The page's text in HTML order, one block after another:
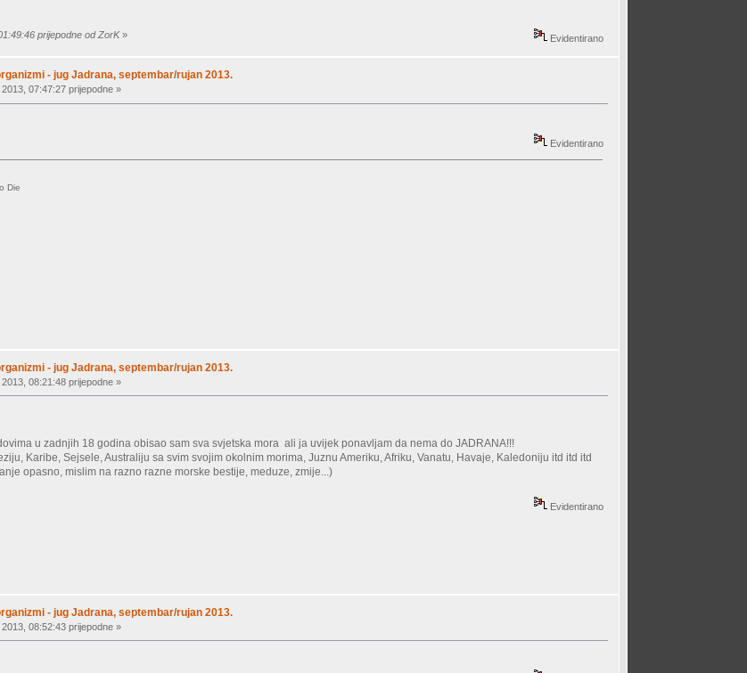
prijepodne od ZorK» Evidentirano
- jug Jadrana, septembar/rujan 2013.
2013, 07:47:27 prijepodne »
Evidentirano
Die
- jug Jadrana, septembar/rujan 2013.
2013, 08:21:48 prijepodne »
u zadnjih 18 godina obisao sam sva svjetska mora ali ja uvijek ponavljam da nema do JADRANA!!!
Karibe, Sejsele, Australiju sa svim svojim okolnim morima, Juznu Ameriku, Afriku, Vanatu, Havaje, Kaledoniju itd itd itd
opasno, mislim na razno razne morske bestije, meduze, zmije...)
Evidentirano
- jug Jadrana, septembar/rujan 2013.
2013, 08:52:43 prijepodne »